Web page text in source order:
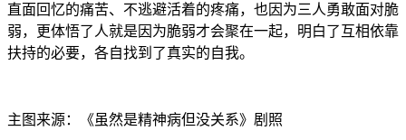
直面回忆的痛苦、不逃避活着的疼痛，也因为三人勇敢面对脆
弱，更体悟了人就是因为脆弱才会聚在一起，明白了互相依靠
扶持的必要， 各自找到了真实的自我。
主图来源：《虽然是精神病但没关系》剧照